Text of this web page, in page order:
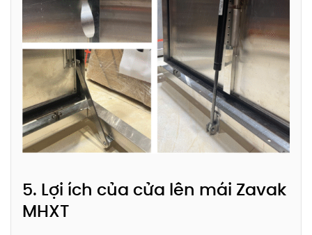
5. Lợi ích của cửa lên mái Zavak
MHXT